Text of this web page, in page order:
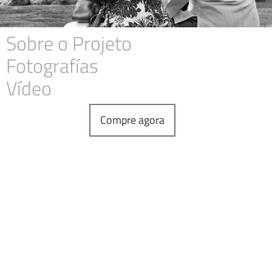
Sobre o Projeto
Fotografías
Vídeo
Compre agora